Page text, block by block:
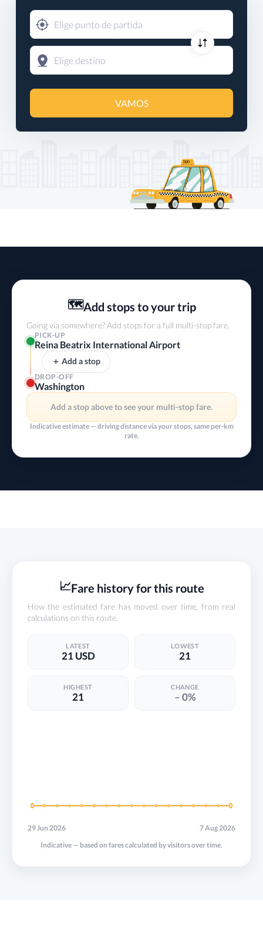
VAMOS
🗺️Add stops to your trip
Going via somewhere? Add stops for a full multi-stop fare.
PICK-UP
Reina Beatrix International Airport
＋ Add a stop
DROP-OFF
Washington
Add a stop above to see your multi-stop fare.
Indicative estimate — driving distance via your stops, same per-km
rate.
📈Fare history for this route
How the estimated fare has moved over time, from real
calculations on this route.
LATEST
21 USD
LOWEST
21
HIGHEST
21
CHANGE
– 0%
29 Jun 2026 7 Aug 2026
Indicative — based on fares calculated by visitors over time.